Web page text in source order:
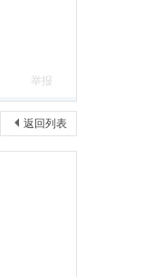
举报
返回列表